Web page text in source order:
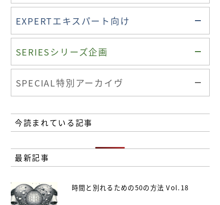
EXPERTエキスパート向け
SERIESシリーズ企画
SPECIAL特別アーカイヴ
今読まれている記事
最新記事
時間と別れるための50の方法 Vol.18